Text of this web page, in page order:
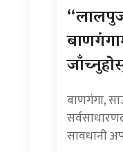
बाणगंगा,
सावधानी